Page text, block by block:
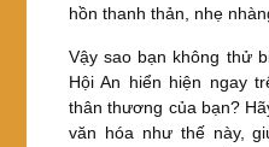
hồn thanh thản, nhẹ
Vậy sao bạn không thử
Hội An hiển hiện ngay
thân thương của bạn?
văn hóa như thế này,